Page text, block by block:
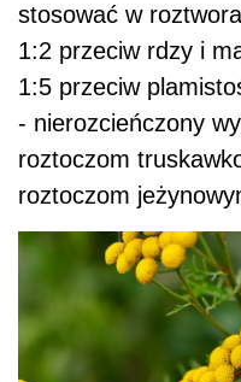
stosować w
1:2 przeciw rdzy i
1:5 przeciw
- nierozcieńczony
roztoczom
roztoczom